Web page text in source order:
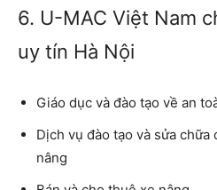
6. U-MAC Việt Nam
uy tín Hà Nội
Giáo dục và đào tạo về an
Dịch vụ đào tạo và sửa
nâng